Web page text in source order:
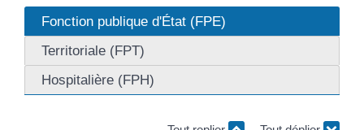
Fonction publique d'État (FPE)
Territoriale (FPT)
Hospitalière (FPH)